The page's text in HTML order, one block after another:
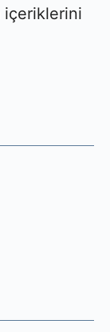
içeriklerini